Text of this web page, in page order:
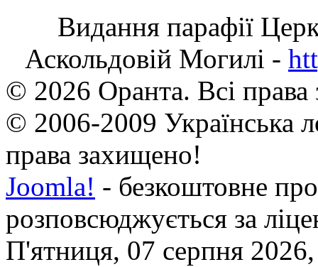
Видання парафії
Аскольдовій Могилі -
© 2026 Оранта. Всі
© 2006-2009 Українська
права захищено!
Joomla! - безкоштовне
розповсюджується за
П'ятниця, 07 серпня